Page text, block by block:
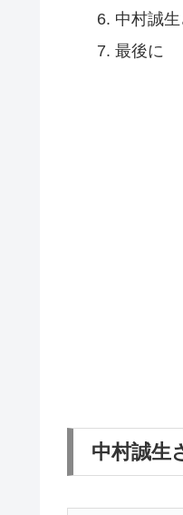
中村誠
最後に
中村誠生